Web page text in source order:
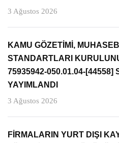
3 Ağustos 2026
KAMU GÖZETİMİ,
STANDARTLARI
75935942-050.01.04-[44558]
YAYIMLANDI
3 Ağustos 2026
FİRMALARIN YURT DIŞI